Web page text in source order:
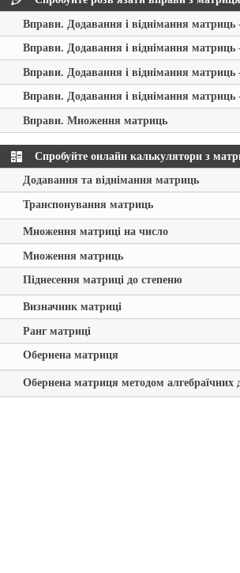
Вправи. Додавання і віднімання матриць
Вправи. Додавання і віднімання матриць
Вправи. Додавання і віднімання матриць
Вправи. Додавання і віднімання матриць
Вправи. Множення матриць
Спробуйте онлайн калькулятори з
Додавання та віднімання матриць
Транспонування матриць
Множення матриці на число
Множення матриць
Піднесення матриці до степеню
Визначник матриці
Ранг матриці
Обернена матриця
Обернена матриця методом алгебраїчних